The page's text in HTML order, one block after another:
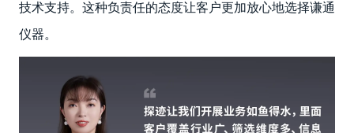
技术支持。这种负责任的态度让客户更加放心地选择谦通
仪器。